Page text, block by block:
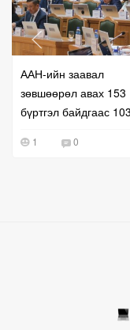
ААН-ийн заавал
зөвшөөрөл авах 153
бүртгэл байдгаас
1 0